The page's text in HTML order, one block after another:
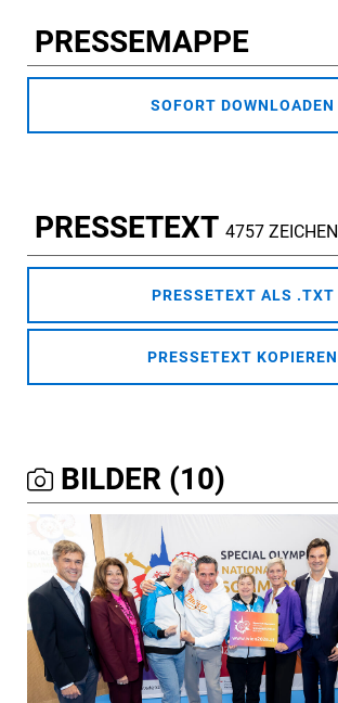
PRESSEMAPPE
SOFORT DOWNLOADEN
PRESSETEXT 4757 ZEICHEN
PRESSETEXT ALS .TXT
PRESSETEXT KOPIEREN
BILDER (10)